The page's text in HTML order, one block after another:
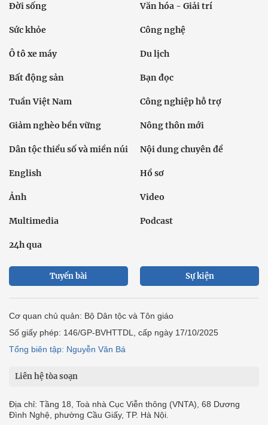
Đời sống Văn hóa - Giải trí
Sức khỏe Công nghệ
Ô tô xe máy Du lịch
Bất động sản Bạn đọc
Tuần Việt Nam Công nghiệp hỗ trợ
Giảm nghèo bền vững Nông thôn mới
Dân tộc thiểu số và miền núi Nội dung chuyên đề
English Hồ sơ
Ảnh Video
Multimedia Podcast
24h qua
Tuyến bài Sự kiện
Cơ quan chủ quản: Bộ Dân tộc và Tôn giáo
Số giấy phép: 146/GP-BVHTTDL, cấp ngày 17/10/2025
Tổng biên tập: Nguyễn Văn Bá
Liên hệ tòa soạn
Địa chỉ: Tầng 18, Toà nhà Cục Viễn thông (VNTA), 68 Dương
Đình Nghệ, phường Cầu Giấy, TP. Hà Nội.